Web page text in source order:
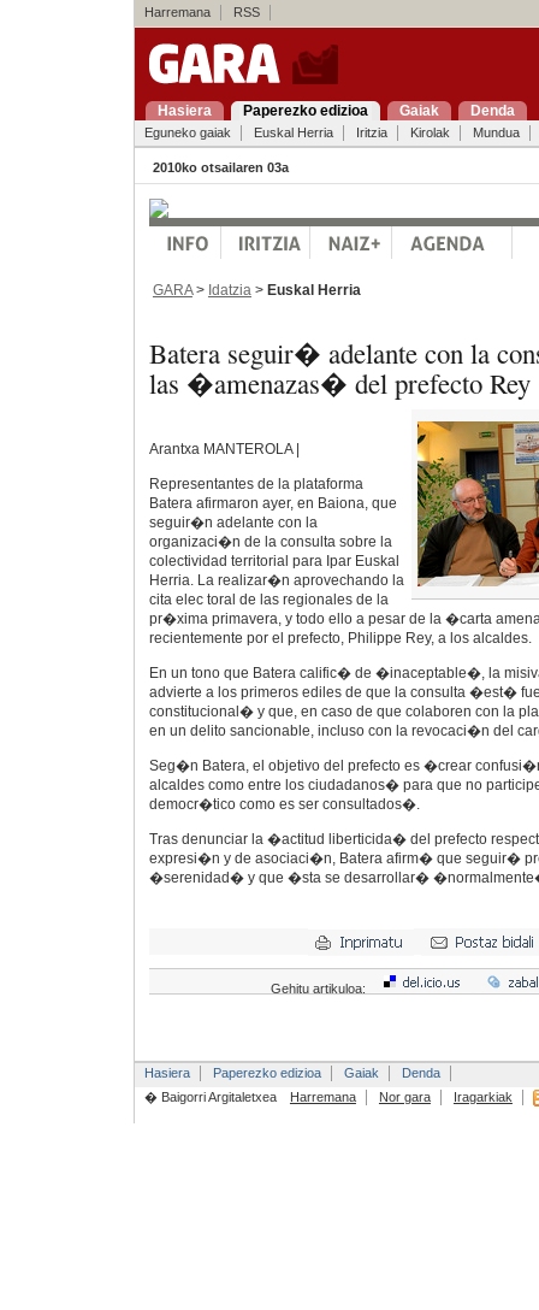
Harremana RSS
Hasiera Paperezko edizioa Gaiak Denda
Eguneko gaiak Euskal Herria Iritzia Kirolak Mundua
2010ko otsailaren 03a
GARA> Idatzia > Euskal Herria
Batera seguir� adelante con la
las �amenazas� del prefecto Rey
Arantxa MANTEROLA |
Representantes de la plataforma
Batera afirmaron ayer, en Baiona, que
seguir�n adelante con la
organizaci�n de la consulta sobre la
colectividad territorial para Ipar Euskal
Herria. La realizar�n aprovechando la
cita elec toral de las regionales de la
pr�xima primavera, y todo ello a pesar de la �carta
recientemente por el prefecto, Philippe Rey, a los alcaldes.
En un tono que Batera calific� de �inaceptable�, la
advierte a los primeros ediles de que la consulta �est�
constitucional� y que, en caso de que colaboren con la
en un delito sancionable, incluso con la revocaci�n del
Seg�n Batera, el objetivo del prefecto es �crear
alcaldes como entre los ciudadanos� para que no
democr�tico como es ser consultados�.
Tras denunciar la �actitud liberticida� del prefecto
expresi�n y de asociaci�n, Batera afirm� que seguir�
�serenidad� y que �sta se desarrollar�
Gehitu artikuloa:
Hasiera Paperezko edizioa Gaiak
Denda
� Baigorri Argitaletxea
Harremana Nor gara Iragarkiak